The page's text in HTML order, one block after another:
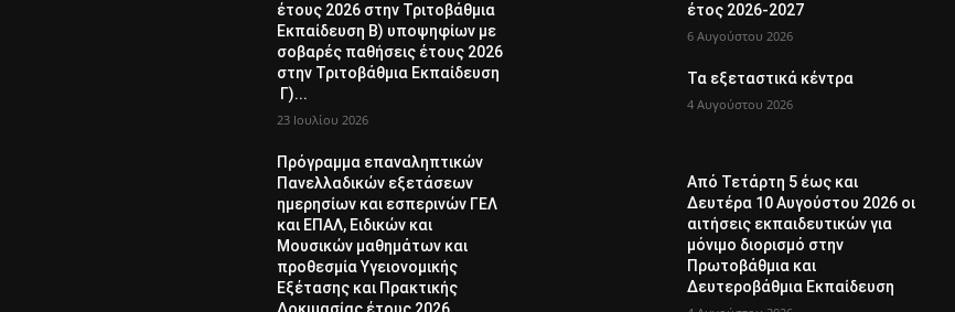
έτους 2026 στην Τριτοβάθμια
Εκπαίδευση Β) υποψηφίων με
σοβαρές παθήσεις έτους 2026
στην Τριτοβάθμια Εκπαίδευση
Γ)...
23 Ιουλίου 2026
Πρόγραμμα επαναληπτικών
Πανελλαδικών εξετάσεων
ημερησίων και εσπερινών ΓΕΛ
και ΕΠΑΛ, Ειδικών και
Μουσικών μαθημάτων και
προθεσμία Υγειονομικής
Εξέτασης και Πρακτικής
έτος 2026-2027
6 Αυγούστου 2026
Τα εξεταστικά κέντρα
4 Αυγούστου 2026
Από Τετάρτη 5 έως και
Δευτέρα 10 Αυγούστου 2026 οι
αιτήσεις εκπαιδευτικών για
μόνιμο διορισμό στην
Πρωτοβάθμια και
Δευτεροβάθμια Εκπαίδευση